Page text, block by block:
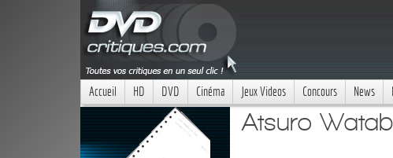
Accueil HD DVD Cinéma Jeux Videos Concours News
Atsuro